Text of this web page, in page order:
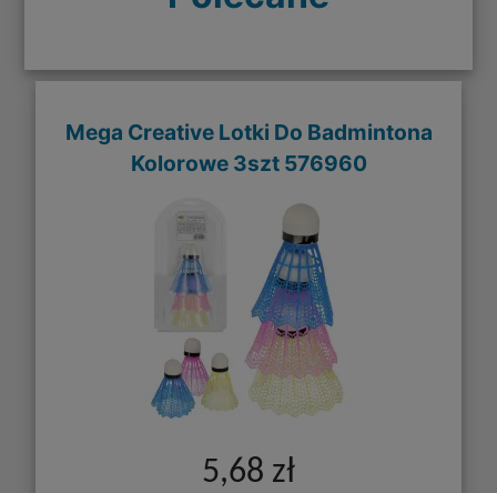
Mega Creative Lotki Do Badmintona
Kolorowe 3szt 576960
5,68 zł